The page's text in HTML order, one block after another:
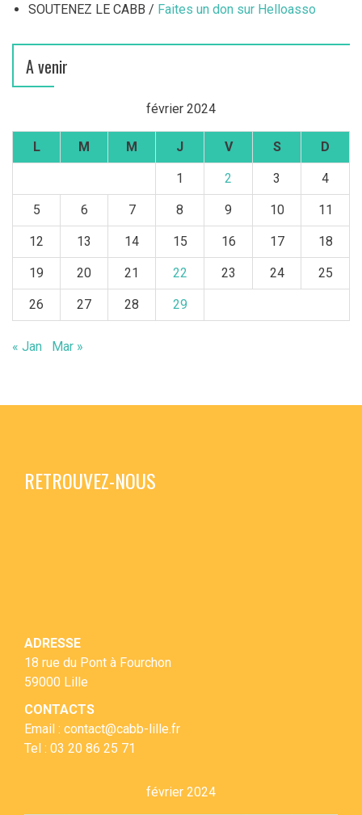
SOUTENEZ LE CABB / Faites un don sur Helloasso
A venir
février 2024
L M M J V S D
1 2 3 4
5 6 7 8 9 10 11
12 13 14 15 16 17 18
19 20 21 22 23 24 25
26 27 28 29
« Jan Mar »
RETROUVEZ-NOUS
ADRESSE
18 rue du Pont à Fourchon
59000 Lille
CONTACTS
Email : contact@cabb-lille.fr
Tel : 03 20 86 25 71
février 2024